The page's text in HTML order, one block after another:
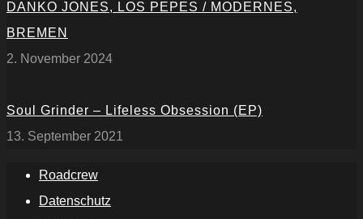
DANKO JONES, LOS PEPES / MODERNES,
BREMEN
2. November 2024
Soul Grinder – Lifeless Obsession (EP)
13. September 2021
Roadcrew
Datenschutz